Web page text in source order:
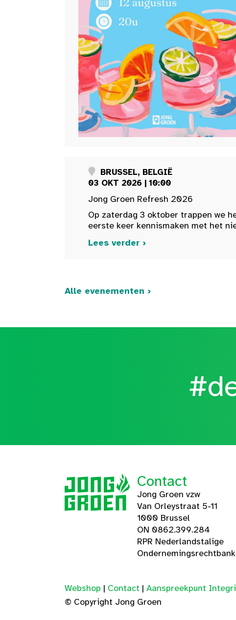
BRUSSEL, BELGIË
03 OKT 2026 | 10:00
Jong Groen Refresh 2026
Op zaterdag 3 oktober trappen we
eerste keer kennismaken met het
Lees verder ›
Alle evenementen ›
Contact
Jong Groen vzw
Van Orleystraat 5-11
1000 Brussel
ON 0862.399.284
RPR Nederlandstalige
Webshop | Contact | Aanspreekpunt
© Copyright Jong Groen